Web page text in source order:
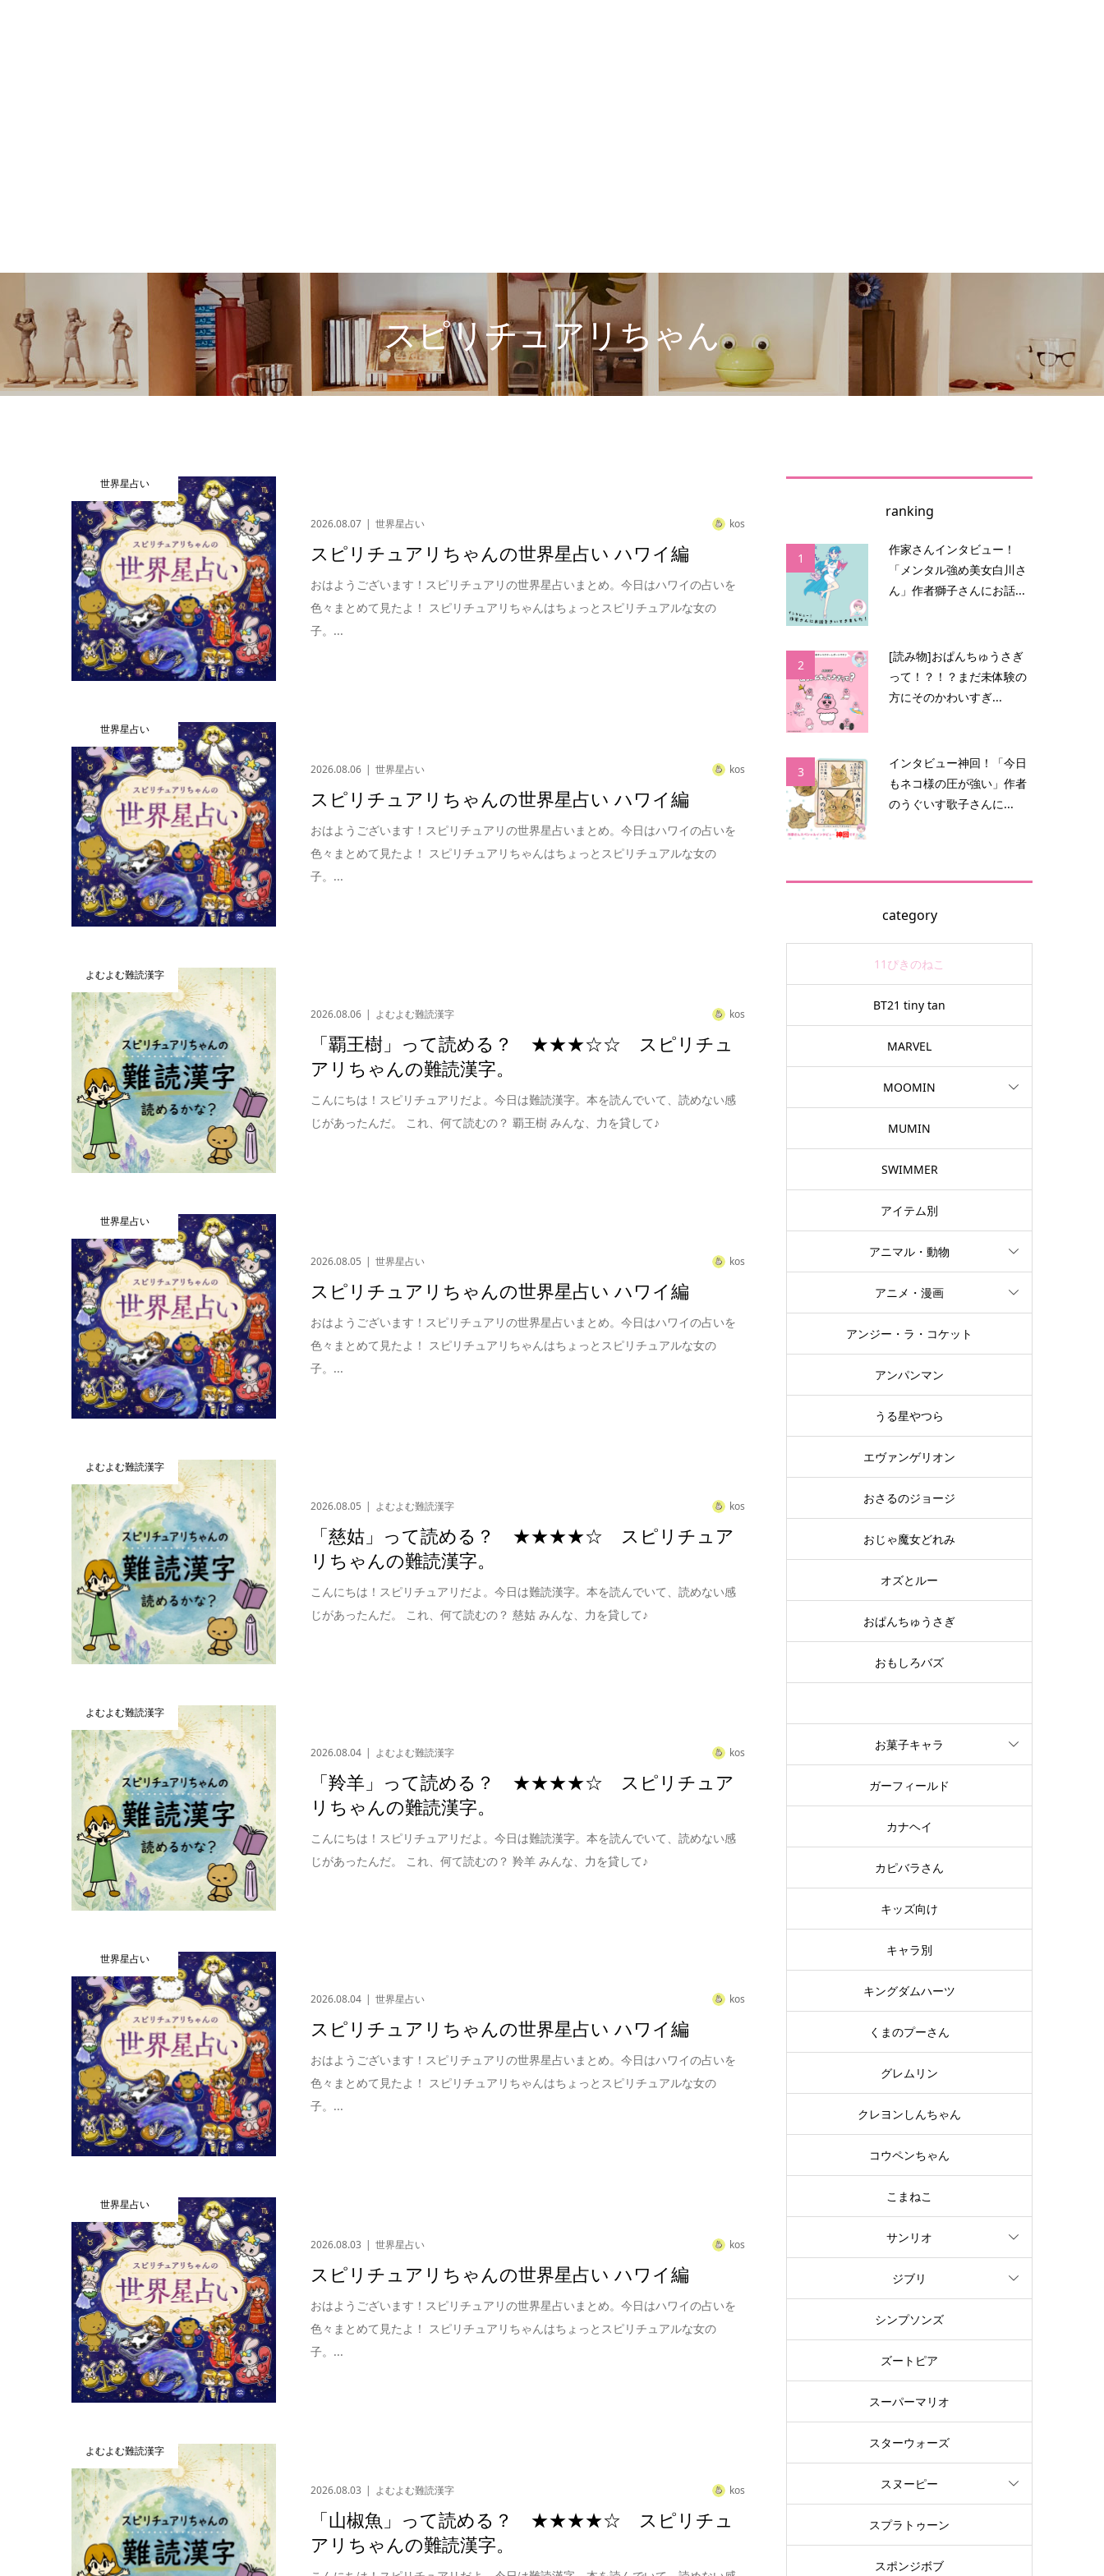
スピリチュアリちゃん
世界星占い
2026.08.07 世界星占い kos
スピリチュアリちゃんの世界星占い ハワイ編
おはようございます！スピリチュアリの世界星占いまとめ。今日はハワイの占いを
色々まとめて見たよ！ スピリチュアリちゃんはちょっとスピリチュアルな女の
子。...
世界星占い
2026.08.06 世界星占い kos
スピリチュアリちゃんの世界星占い ハワイ編
おはようございます！スピリチュアリの世界星占いまとめ。今日はハワイの占いを
色々まとめて見たよ！ スピリチュアリちゃんはちょっとスピリチュアルな女の
子。...
よむよむ難読漢字
2026.08.06 よむよむ難読漢字 kos
「覇王樹」って読める？ ★★★☆☆ スピリチュ
アリちゃんの難読漢字。
こんにちは！スピリチュアリだよ。今日は難読漢字。本を読んでいて、読めない感
じがあったんだ。 これ、何て読むの？ 覇王樹 みんな、力を貸して♪
世界星占い
2026.08.05 世界星占い kos
スピリチュアリちゃんの世界星占い ハワイ編
おはようございます！スピリチュアリの世界星占いまとめ。今日はハワイの占いを
色々まとめて見たよ！ スピリチュアリちゃんはちょっとスピリチュアルな女の
子。...
よむよむ難読漢字
2026.08.05 よむよむ難読漢字 kos
「慈姑」って読める？ ★★★★☆ スピリチュア
リちゃんの難読漢字。
こんにちは！スピリチュアリだよ。今日は難読漢字。本を読んでいて、読めない感
じがあったんだ。 これ、何て読むの？ 慈姑 みんな、力を貸して♪
よむよむ難読漢字
2026.08.04 よむよむ難読漢字 kos
「羚羊」って読める？ ★★★★☆ スピリチュア
リちゃんの難読漢字。
こんにちは！スピリチュアリだよ。今日は難読漢字。本を読んでいて、読めない感
じがあったんだ。 これ、何て読むの？ 羚羊 みんな、力を貸して♪
世界星占い
2026.08.04 世界星占い kos
スピリチュアリちゃんの世界星占い ハワイ編
おはようございます！スピリチュアリの世界星占いまとめ。今日はハワイの占いを
色々まとめて見たよ！ スピリチュアリちゃんはちょっとスピリチュアルな女の
子。...
世界星占い
2026.08.03 世界星占い kos
スピリチュアリちゃんの世界星占い ハワイ編
おはようございます！スピリチュアリの世界星占いまとめ。今日はハワイの占いを
色々まとめて見たよ！ スピリチュアリちゃんはちょっとスピリチュアルな女の
子。...
よむよむ難読漢字
2026.08.03 よむよむ難読漢字 kos
「山椒魚」って読める？ ★★★★☆ スピリチュ
アリちゃんの難読漢字。
ranking
1
作家さんインタビュー！
「メンタル強め美女白川さ
ん」作者獅子さんにお話...
2
[読み物]おぱんちゅうさぎ
って！？！？まだ未体験の
方にそのかわいすぎ...
3
インタビュー神回！「今日
もネコ様の圧が強い」作者
のうぐいす歌子さんに...
category
11ぴきのねこ
BT21 tiny tan
MARVEL
MOOMIN
MUMIN
SWIMMER
アイテム別
アニマル・動物
アニメ・漫画
アンジー・ラ・コケット
アンパンマン
うる星やつら
エヴァンゲリオン
おさるのジョージ
おじゃ魔女どれみ
オズとルー
おぱんちゅうさぎ
おもしろバズ
お菓子キャラ
ガーフィールド
カナヘイ
カピバラさん
キッズ向け
キャラ別
キングダムハーツ
くまのプーさん
グレムリン
クレヨンしんちゃん
コウペンちゃん
こまねこ
サンリオ
ジブリ
シンプソンズ
ズートピア
スーパーマリオ
スターウォーズ
スヌーピー
スプラトゥーン
スポンジボブ